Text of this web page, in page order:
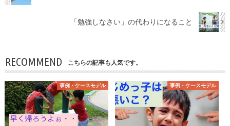
「勉強しなさい」の代わりになること
RECOMMEND こちらの記事も人気です。
事例・ケースモデル 事例・ケースモデル